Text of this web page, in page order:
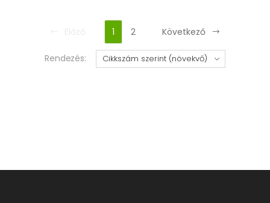
1 2 Következő
Rendezés: